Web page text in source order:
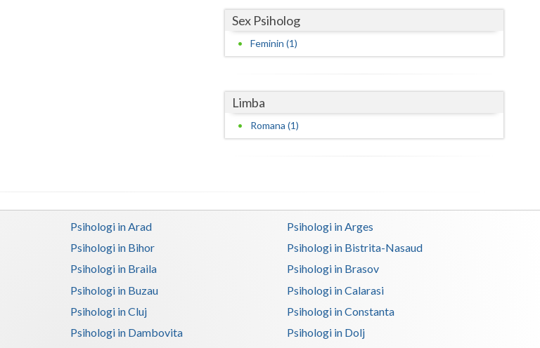
Satu-Mare
Suceava
Teleorman
Valcea
Vaslui
Sex Psiholog
Feminin (1)
Limba
Romana (1)
Psihologi in Arad
Psihologi in Arges
Psihologi in Bihor
Psihologi in Bistrita-Nasaud
Psihologi in Braila
Psihologi in Brasov
Psihologi in Buzau
Psihologi in Calarasi
Psihologi in Cluj
Psihologi in Constanta
Psihologi in Dambovita
Psihologi in Dolj